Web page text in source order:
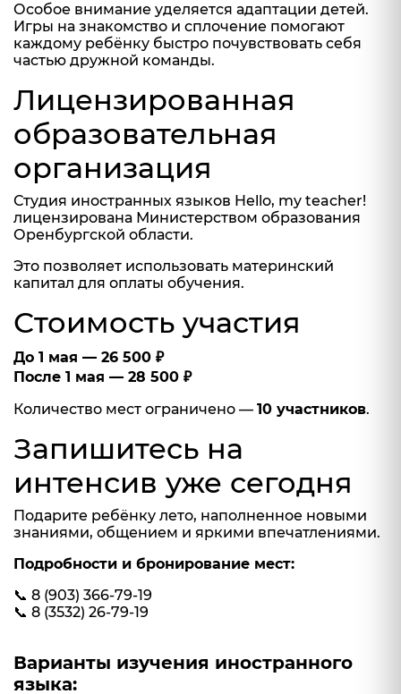
Особое внимание уделяется адаптации детей.
Игры на знакомство и сплочение помогают
каждому ребёнку быстро почувствовать себя
частью дружной команды.
Лицензированная
образовательная
организация
Студия иностранных языков Hello, my teacher!
лицензирована Министерством образования
Оренбургской области.
Это позволяет использовать материнский
капитал для оплаты обучения.
Стоимость участия
До 1 мая — 26 500 ₽
После 1 мая — 28 500 ₽
Количество мест ограничено — 10 участников.
Запишитесь на
интенсив уже сегодня
Подарите ребёнку лето, наполненное новыми
знаниями, общением и яркими впечатлениями.
Подробности и бронирование мест:
📞 8 (903) 366-79-19
📞 8 (3532) 26-79-19
Варианты изучения иностранного
языка: